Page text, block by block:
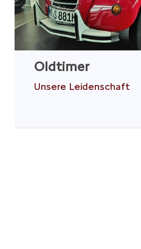
Oldtimer
Unsere Leidenschaft